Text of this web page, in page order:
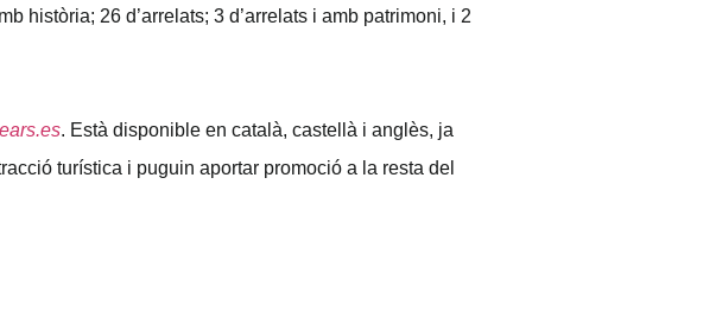
història; 26 d’arrelats; 3 d’arrelats i amb patrimoni, i 2
. Està disponible en català, castellà i anglès, ja
turística i puguin aportar promoció a la resta del